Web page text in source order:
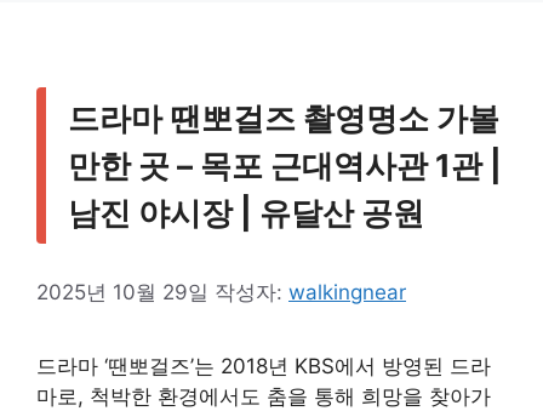
드라마 땐뽀걸즈 촬영명소 가볼
만한 곳 – 목포 근대역사관 1관 |
남진 야시장 | 유달산 공원
2025년 10월 29일 작성자: walkingnear
드라마 ‘땐뽀걸즈’는 2018년 KBS에서 방영된 드라
마로, 척박한 환경에서도 춤을 통해 희망을 찾아가